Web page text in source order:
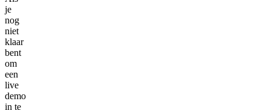
je
nog
niet
klaar
bent
om
een
live
demo
in te